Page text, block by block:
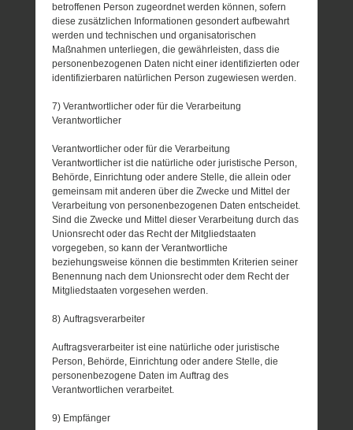
betroffenen Person zugeordnet werden können, sofern
diese zusätzlichen Informationen gesondert aufbewahrt
werden und technischen und organisatorischen
Maßnahmen unterliegen, die gewährleisten, dass die
personenbezogenen Daten nicht einer identifizierten oder
identifizierbaren natürlichen Person zugewiesen werden.
7) Verantwortlicher oder für die Verarbeitung
Verantwortlicher
Verantwortlicher oder für die Verarbeitung
Verantwortlicher ist die natürliche oder juristische Person,
Behörde, Einrichtung oder andere Stelle, die allein oder
gemeinsam mit anderen über die Zwecke und Mittel der
Verarbeitung von personenbezogenen Daten entscheidet.
Sind die Zwecke und Mittel dieser Verarbeitung durch das
Unionsrecht oder das Recht der Mitgliedstaaten
vorgegeben, so kann der Verantwortliche
beziehungsweise können die bestimmten Kriterien seiner
Benennung nach dem Unionsrecht oder dem Recht der
Mitgliedstaaten vorgesehen werden.
8) Auftragsverarbeiter
Auftragsverarbeiter ist eine natürliche oder juristische
Person, Behörde, Einrichtung oder andere Stelle, die
personenbezogene Daten im Auftrag des
Verantwortlichen verarbeitet.
9) Empfänger